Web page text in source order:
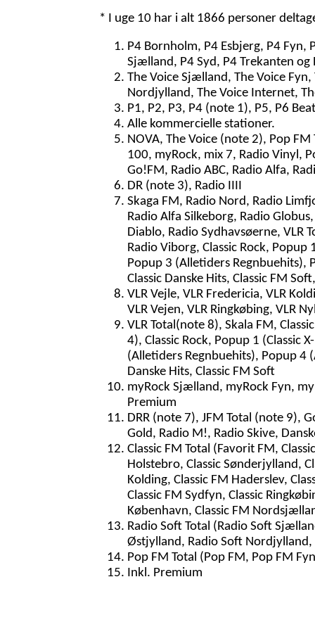
* I uge 10 har i alt 1866 personer
P4 Bornholm, P4 Esbjerg, P4
Sjælland, P4 Syd, P4 Trekanten
The Voice Sjælland, The Voice
Nordjylland, The Voice Internet,
P1, P2, P3, P4 (note 1), P5, P6
Alle kommercielle stationer.
NOVA, The Voice (note 2), Pop
100, myRock, mix 7, Radio Vinyl,
Go!FM, Radio ABC, Radio Alfa,
DR (note 3), Radio IIII
Skaga FM, Radio Nord, Radio
Radio Alfa Silkeborg, Radio
Diablo, Radio Sydhavsøerne, VLR
Radio Viborg, Classic Rock, Popup
Popup 3 (Alletiders Regnbuehits),
Classic Danske Hits, Classic FM
VLR Vejle, VLR Fredericia, VLR
VLR Vejen, VLR Ringkøbing, VLR
VLR Total(note 8), Skala FM,
4), Classic Rock, Popup 1 (Classic
(Alletiders Regnbuehits), Popup 4
Danske Hits, Classic FM Soft
myRock Sjælland, myRock Fyn,
Premium
DRR (note 7), JFM Total (note 9),
Gold, Radio M!, Radio Skive,
Classic FM Total (Favorit FM,
Holstebro, Classic Sønderjylland,
Kolding, Classic FM Haderslev,
Classic FM Sydfyn, Classic
København, Classic FM
Radio Soft Total (Radio Soft
Østjylland, Radio Soft Nordjylland,
Pop FM Total (Pop FM, Pop FM
Inkl. Premium